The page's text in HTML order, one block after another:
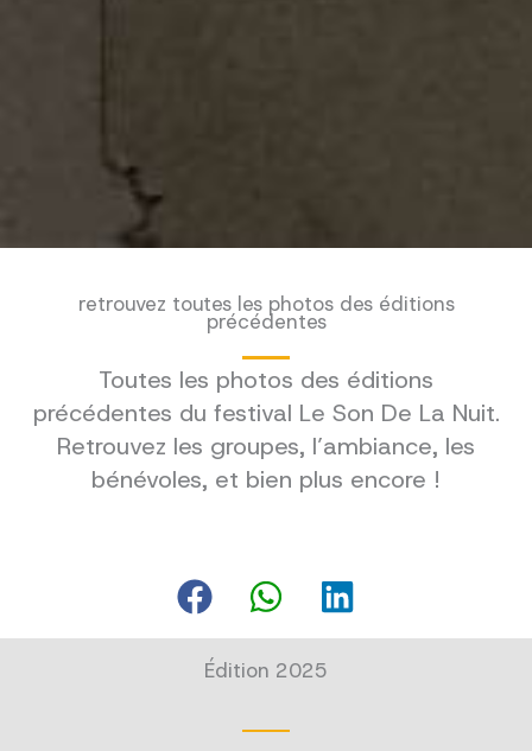
retrouvez toutes les photos des éditions
précédentes
Toutes les photos des éditions
précédentes du festival Le Son De La Nuit.
Retrouvez les groupes, l’ambiance, les
bénévoles, et bien plus encore !
Édition 2025